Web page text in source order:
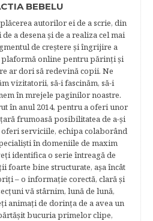
BEBELU
autorilor ei de a scrie, din
a desena şi de a realiza cel mai
de creştere şi îngrijire a
plaformă online pentru părinţi şi
ar dori să redevină copii. Ne
vizitatorii, să-i fascinăm, să-i
în mrejele paginilor noastre.​
în anul 2014, pentru a oferi unor
frumoasă posibilitatea de a-şi
oferi serviciile, echipa colaborând
în domeniile de maxim
identifica o serie întreagă de
foarte bine structurate, aşa încât
– o informaţie corectă, clară şi
vă stârnim, lună de lună,
animaţi de dorinţa de a avea un
bucuria primelor clipe,